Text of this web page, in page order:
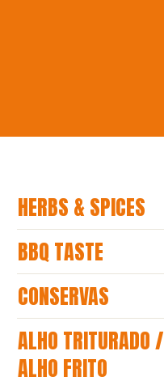
HERBS & SPICES
BBQ TASTE
CONSERVAS
ALHO TRITURADO /
ALHO FRITO